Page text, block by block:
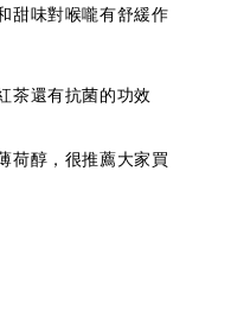
甜味對喉嚨有舒緩作
茶還有抗菌的功效
荷醇，很推薦大家買